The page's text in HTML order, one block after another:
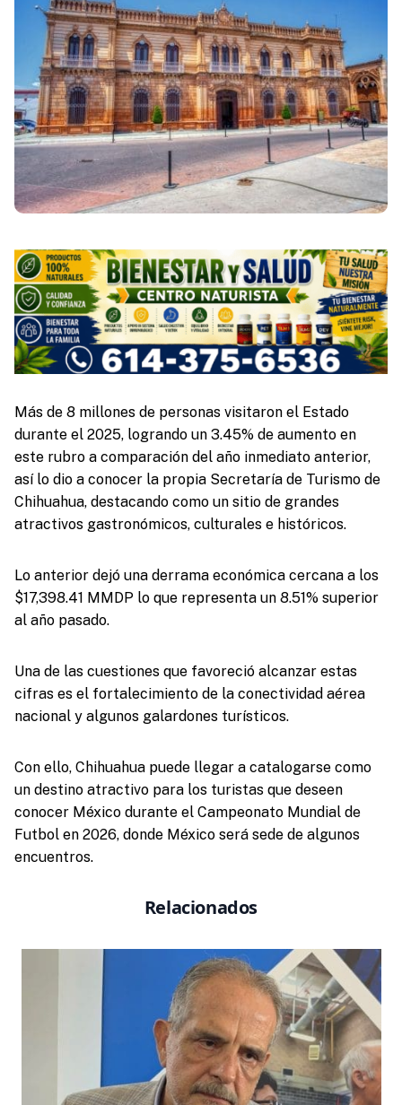
Más de 8 millones de personas visitaron el Estado
durante el 2025, logrando un 3.45% de aumento en
este rubro a comparación del año inmediato anterior,
así lo dio a conocer la propia Secretaría de Turismo de
Chihuahua, destacando como un sitio de grandes
atractivos gastronómicos, culturales e históricos.
Lo anterior dejó una derrama económica cercana a los
$17,398.41 MMDP lo que representa un 8.51% superior
al año pasado.
Una de las cuestiones que favoreció alcanzar estas
cifras es el fortalecimiento de la conectividad aérea
nacional y algunos galardones turísticos.
Con ello, Chihuahua puede llegar a catalogarse como
un destino atractivo para los turistas que deseen
conocer México durante el Campeonato Mundial de
Futbol en 2026, donde México será sede de algunos
encuentros.
Relacionados